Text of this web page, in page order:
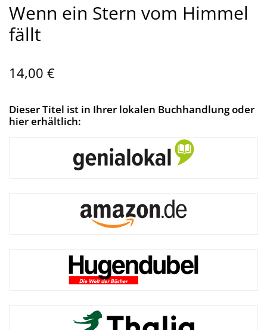
Wenn ein Stern vom Himmel
fällt
14,00 €
Dieser Titel ist in Ihrer lokalen Buchhandlung oder
hier erhältlich: